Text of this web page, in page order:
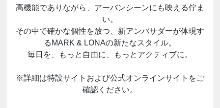
高機能でありながら、アーバンシーンにも映える佇ま
い。
その中で確かな個性を放つ、新アンバサダーが体現す
るMARK & LONAの新たなスタイル。
毎日を、もっと自由に、もっとアクティブに。
※詳細は特設サイトおよび公式オンラインサイトをご
確認ください。